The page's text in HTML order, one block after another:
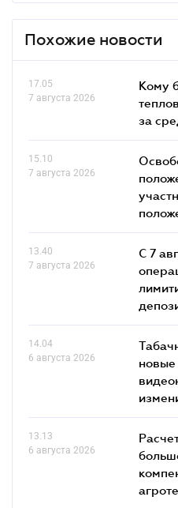
Похожие новости
17.05
7 августа 2026
Кому
за
15.10
7 августа 2026
13.40
7 августа 2026
С 7
14.04
6 августа 2026
новые
13.13
6 августа 2026